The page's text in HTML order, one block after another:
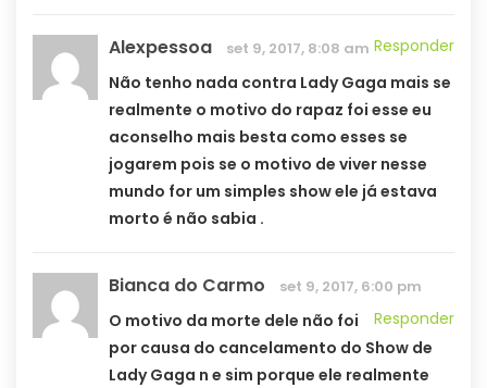
Alexpessoa set 9, 2017, 8:08 am Responder
Não tenho nada contra Lady Gaga mais se
realmente o motivo do rapaz foi esse eu
aconselho mais besta como esses se
jogarem pois se o motivo de viver nesse
mundo for um simples show ele já estava
morto é não sabia .
Bianca do Carmo set 9, 2017, 6:00 pm
Responder
O motivo da morte dele não foi
por causa do cancelamento do Show de
Lady Gaga n e sim porque ele realmente